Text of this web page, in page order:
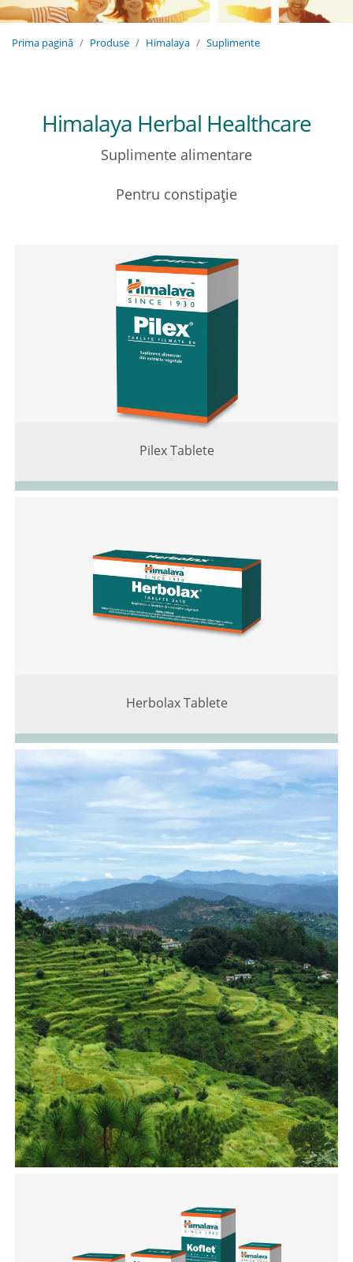
Prima pagină Produse Himalaya Suplimente
Himalaya Herbal Healthcare
Suplimente alimentare
Pentru constipație
Pilex Tablete
Herbolax Tablete